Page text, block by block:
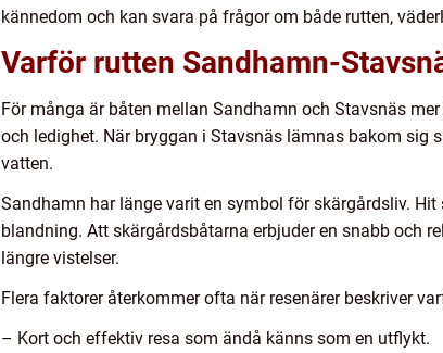
kännedom och kan svara på frågor om både rutten,
Varför rutten Sandhamn-
För många är båten mellan Sandhamn och Stavsnäs
och ledighet. När bryggan i Stavsnäs lämnas bakom sig
vatten.
Sandhamn har länge varit en symbol för skärgårdsliv.
blandning. Att skärgårdsbåtarna erbjuder en snabb och
längre vistelser.
Flera faktorer återkommer ofta när resenärer beskriver
– Kort och effektiv resa som ändå känns som en utflykt.